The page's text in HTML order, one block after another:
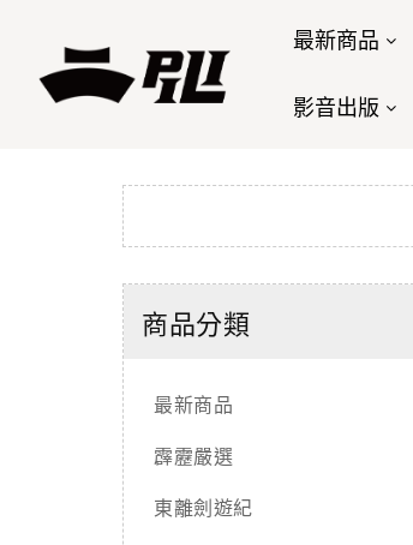
最新商品
影音出版
商品分類
最新商品
霹靂嚴選
東離劍遊紀